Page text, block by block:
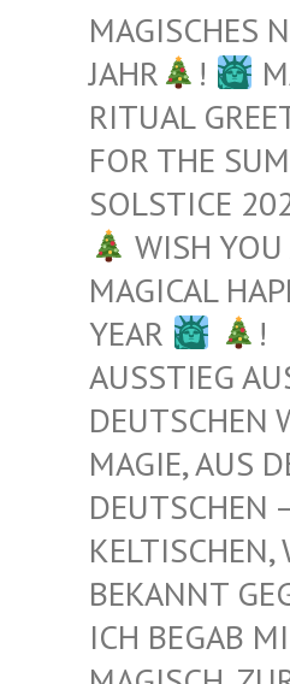
MAGISCHES
JAHR
!
RITUAL
FOR THE
SOLSTICE
WISH YOU
MAGICAL
YEAR
!
AUSSTIEG
DEUTSCHEN
AGIE, AUS
EUTSCHEN –
ELTISCHEN,
EKANNT
CH BEGAB